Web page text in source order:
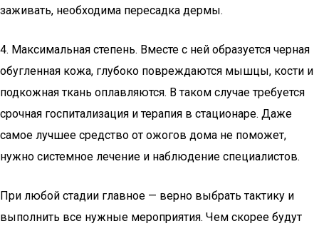
заживать, необходима пересадка дермы.
4. Максимальная степень. Вместе с ней образуется черная
обугленная кожа, глубоко повреждаются мышцы, кости и
подкожная ткань оплавляются. В таком случае требуется
срочная госпитализация и терапия в стационаре. Даже
самое лучшее средство от ожогов дома не поможет,
нужно системное лечение и наблюдение специалистов.
При любой стадии главное — верно выбрать тактику и
выполнить все нужные мероприятия. Чем скорее будут